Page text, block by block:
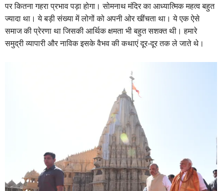
पर कितना गहरा प्रभाव पड़ा होगा। सोमनाथ मंदिर का आध्यात्मिक महत्व बहुत
ज्यादा था। ये बड़ी संख्या में लोगों को अपनी ओर खींचता था। ये एक ऐसे
समाज की प्रेरणा था जिसकी आर्थिक क्षमता भी बहुत सशक्त थी। हमारे
समुद्री व्यापारी और नाविक इसके वैभव की कथाएं दूर-दूर तक ले जाते थे।